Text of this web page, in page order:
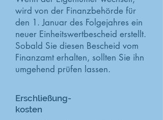
wird von der Finanzbehörde für
den 1. Januar des Folgejahres ein
neuer Einheitswertbescheid erstellt.
Sobald Sie diesen Bescheid vom
Finanzamt erhalten, sollten Sie ihn
umgehend prüfen lassen.
Erschließung-
kosten